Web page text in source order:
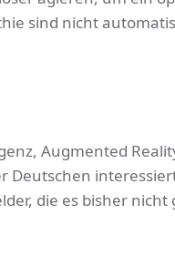
sind nicht
Augmented
Deutschen
die es bisher nicht